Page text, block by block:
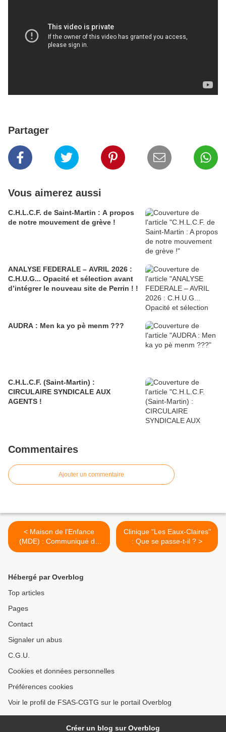
Partager
Vous aimerez aussi
C.H.L.C.F. de Saint-Martin : A propos
de notre mouvement de grève !
ANALYSE FEDERALE – AVRIL 2026 :
C.H.U.G... Opacité et sélection avant
d’intégrer le nouveau site de Perrin ! !
AUDRA : Men ka yo pè menm ???
C.H.L.C.F. (Saint-Martin) :
CIRCULAIRE SYNDICALE AUX
AGENTS !
Commentaires
Ajouter un commentaire
< Maison de l'Enfance
(MDE) : Communiqué de
presse
Clinique "Les Eaux-Claires"
: Que se passe-t-il ? >
Hébergé par Overblog
Top articles
Pages
Contact
Signaler un abus
C.G.U.
Cookies et données personnelles
Préférences cookies
Voir le profil de FSAS-CGTG sur le portail Overblog
Créer un blog sur Overblog